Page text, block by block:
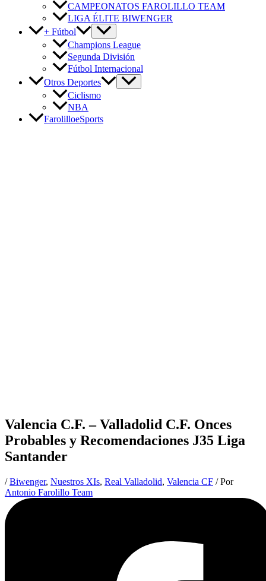
CAMPEONATOS FAROLILLO TEAM
LIGA ÉLITE BIWENGER
+ Fútbol
Champions League
Segunda División
Fútbol Internacional
Otros Deportes
Ciclismo
NBA
FarolilloeSports
Valencia C.F. – Valladolid C.F. Onces
Probables y Recomendaciones J35 Liga
Santander
/Biwenger, Nuestros XIs, Real Valladolid, Valencia CF / Por
Antonio Farolillo Team